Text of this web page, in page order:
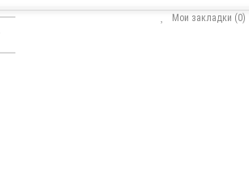
Мои закладки (0)